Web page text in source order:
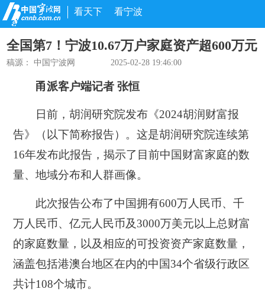
看天下 看宁波
全国第7！宁波10.67万户家庭资产超600万元
稿源： 中国宁波网 2025-02-28 19:46:00
甬派客户端记者 张恒
日前，胡润研究院发布《2024胡润财富报
告》（以下简称报告）。这是胡润研究院连续第
16年发布此报告，揭示了目前中国财富家庭的数
量、地域分布和人群画像。
此次报告公布了中国拥有600万人民币、千
万人民币、亿元人民币及3000万美元以上总财富
的家庭数量，以及相应的可投资资产家庭数量，
涵盖包括港澳台地区在内的中国34个省级行政区
共计108个城市。